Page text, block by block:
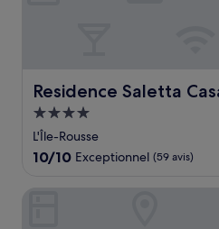
Residence Saletta
Residence Saletta Casale
Hébergement
4.0 étoiles
L'Île-Rousse
10.0
10,
10/10 Exceptionnel (59 avis)